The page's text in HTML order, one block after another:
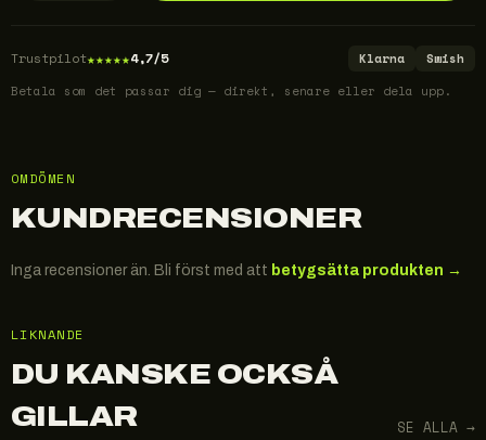
Trustpilot★★★★★4,7/5 Klarna
Swish
Betala som det passar dig — direkt, senare eller dela upp.
OMDÖMEN
KUNDRECENSIONER
Inga recensioner än. Bli först med att betygsätta produkten →
LIKNANDE
DU KANSKE OCKSÅ
GILLAR
SE ALLA →